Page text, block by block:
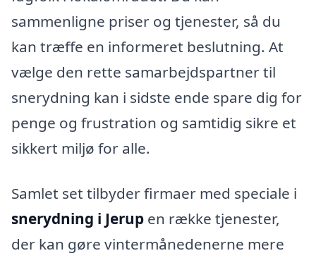
sammenligne priser og tjenester, så du
kan træffe en informeret beslutning. At
vælge den rette samarbejdspartner til
snerydning kan i sidste ende spare dig for
penge og frustration og samtidig sikre et
sikkert miljø for alle.
Samlet set tilbyder firmaer med speciale i
snerydning i Jerup en række tjenester,
der kan gøre vintermånedenerne mere